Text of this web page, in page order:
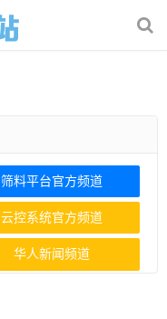
筛料平台官方频道
云控系统官方频道
华人新闻频道